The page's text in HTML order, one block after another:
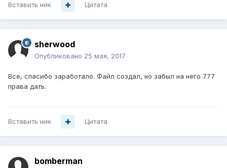
Вставить ник Цитата
sherwood
Опубликовано 25 мая, 2017
Все, спасибо заработало. Файл создал, но забыл на него 777
права дать.
Вставить ник Цитата
bomberman